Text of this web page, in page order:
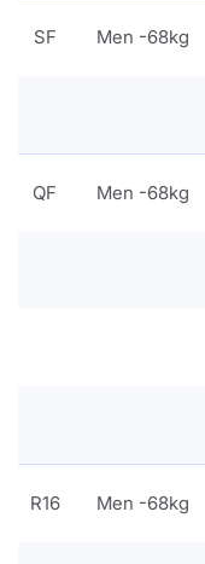
SF Men -68kg
QF Men -68kg
R16 Men -68kg